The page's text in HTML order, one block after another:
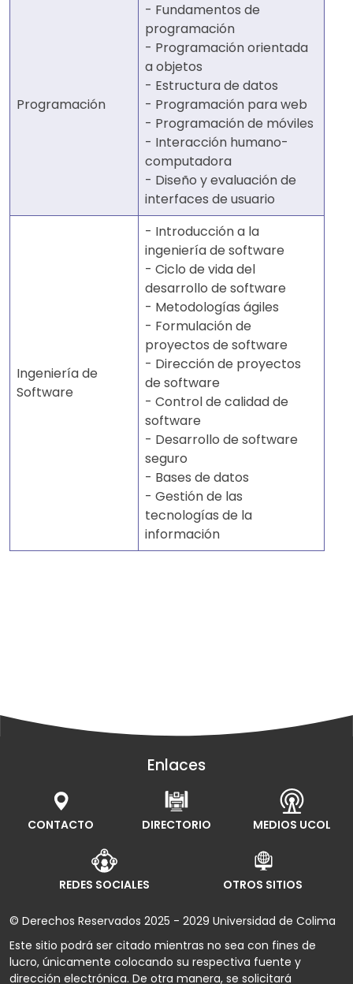
Programación
- Fundamentos de
programación
- Programación orientada
a objetos
- Estructura de datos
- Programación para web
- Programación de móviles
- Interacción humano-
computadora
- Diseño y evaluación de
interfaces de usuario
Ingeniería de
Software
- Introducción a la
ingeniería de software
- Ciclo de vida del
desarrollo de software
- Metodologías ágiles
- Formulación de
proyectos de software
- Dirección de proyectos
de software
- Control de calidad de
software
- Desarrollo de software
seguro
- Bases de datos
- Gestión de las
tecnologías de la
información
Enlaces
CONTACTO DIRECTORIO MEDIOS UCOL
REDES SOCIALES OTROS SITIOS
© Derechos Reservados 2025 - 2029 Universidad de Colima
Este sitio podrá ser citado mientras no sea con fines de
lucro, únicamente colocando su respectiva fuente y
dirección electrónica. De otra manera, se solicitará